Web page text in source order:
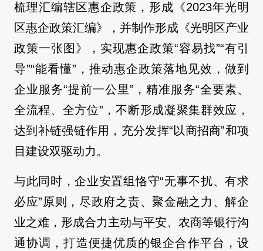
梳理汇编辖区惠企政策，形成《2023年光明
区惠企政策汇编》，并制作形成《光明区产业
政策一张图》，实现惠企政策“容易找”“有引
导”“能看懂”，推动惠企政策落地见效，做到
企业服务“提前一公里”，精准服务“全要素、
全流程、全方位”，不断形成凝聚集群效应，
达到补链强链作用，充分发挥“以商招商”和项
目建设双驱动力。
与此同时，企业安置组恪守“无事不扰、有求
必应”原则，尽政府之责、聚金融之力、解企
业之难，形成合力主动与平安、农商等银行沟
通协调，打造便捷优质的银企合作平台，设